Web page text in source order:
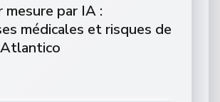
mesure par IA :
médicales et risques de